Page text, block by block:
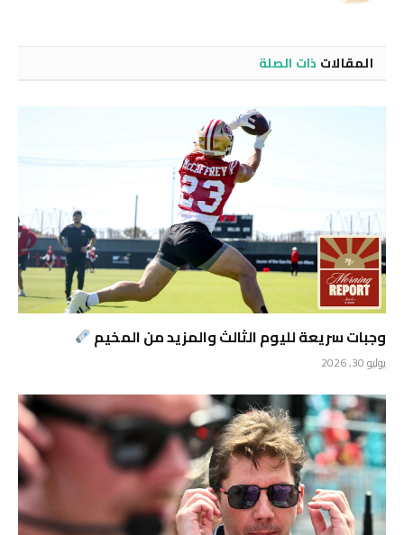
المقالات ذات الصلة
وجبات سريعة لليوم الثالث والمزيد من المخيم
يوليو 30, 2026